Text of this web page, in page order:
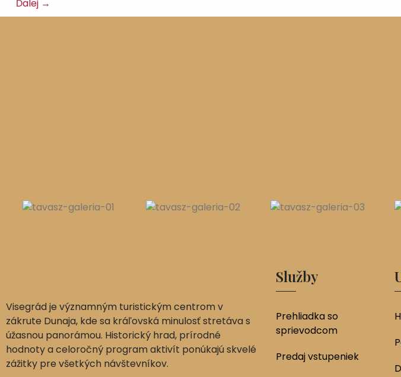
Ďalej →
Visegrád je významným turistickým centrom v
zákrute Dunaja, kde sa kráľovská minulosť stretáva s
úžasnou panorámou. Historický hrad, prírodné
hodnoty a celoročný program aktivít ponúkajú skvelé
zážitky pre všetkých návštevníkov.
Služby
Prehliadka so
sprievodcom
Predaj vstupeniek